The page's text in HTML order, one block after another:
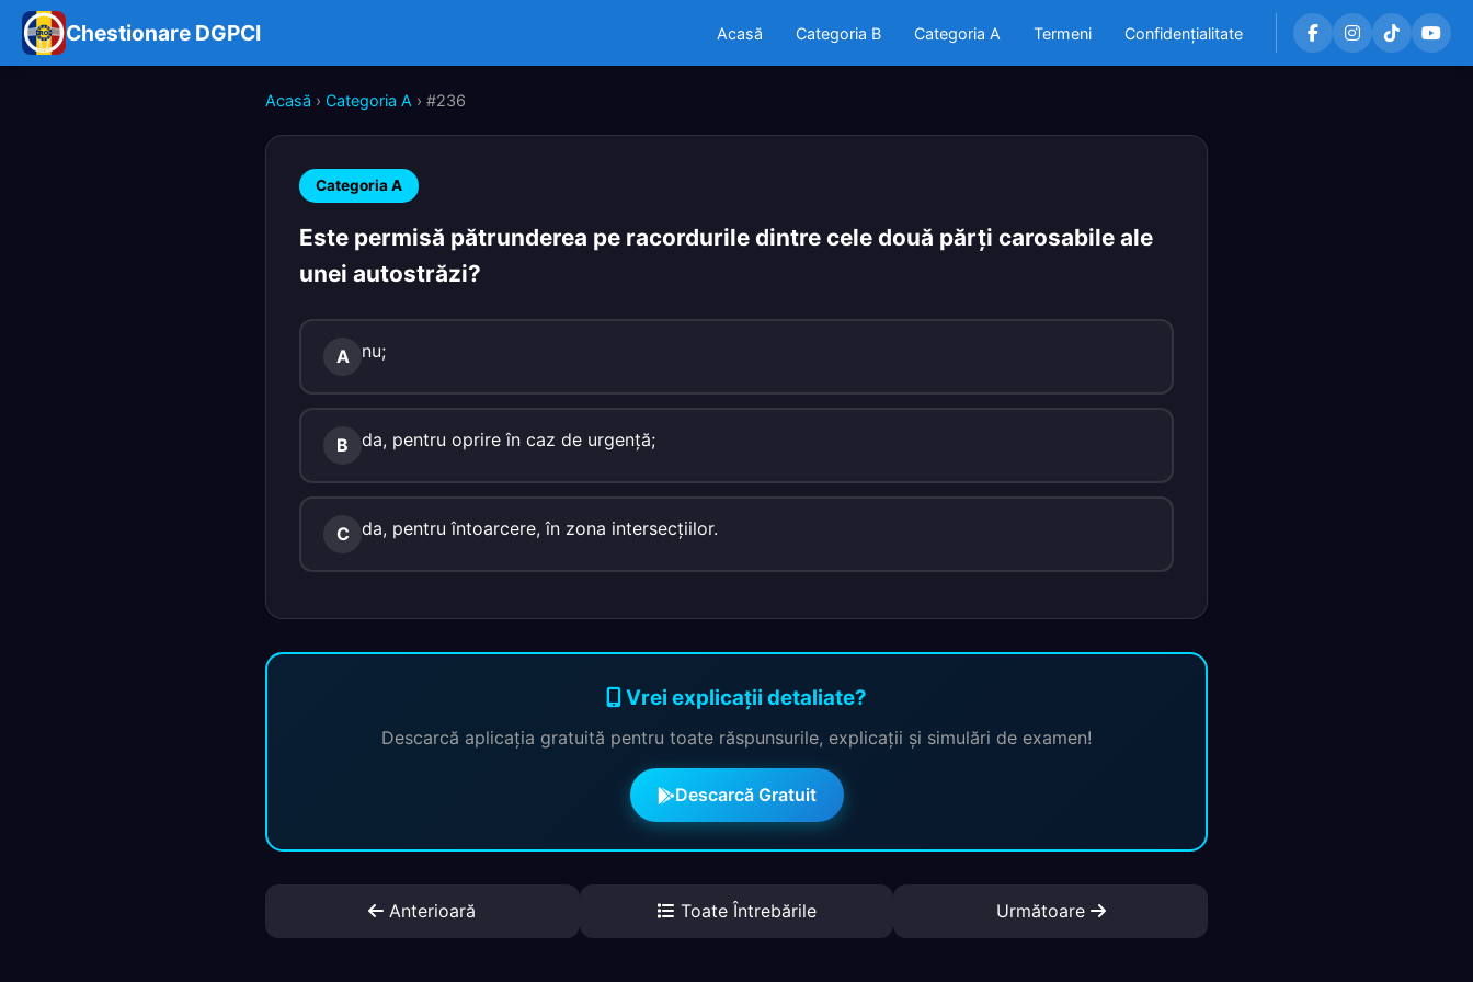
Chestionare DGPCI Acasă Categoria B Categoria A Termeni Confidențialitate
Acasă › Categoria A › #236
Categoria A
Este permisă pătrunderea pe racordurile dintre cele două părţi carosabile ale
unei autostrăzi?
A nu;
B da, pentru oprire în caz de urgenţă;
C da, pentru întoarcere, în zona intersecţiilor.
Vrei explicații detaliate?
Descarcă aplicația gratuită pentru toate răspunsurile, explicații și simulări de examen!
Descarcă Gratuit
Anterioară Toate Întrebările Următoare